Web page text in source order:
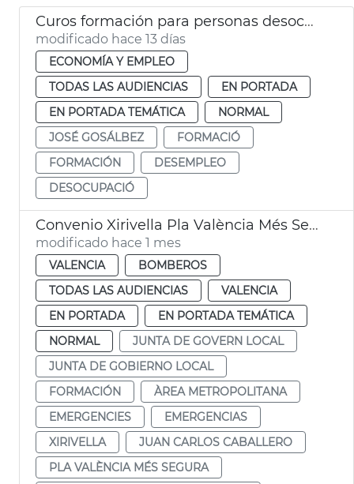
Curos formación para personas desocupadas València
modificado hace 13 días
ECONOMÍA Y EMPLEO
TODAS LAS AUDIENCIAS
EN PORTADA
EN PORTADA TEMÁTICA
NORMAL
JOSÉ GOSÁLBEZ
FORMACIÓ
FORMACIÓN
DESEMPLEO
DESOCUPACIÓ
Convenio Xirivella Pla València Més Segura
modificado hace 1 mes
VALENCIA
BOMBEROS
TODAS LAS AUDIENCIAS
VALENCIA
EN PORTADA
EN PORTADA TEMÁTICA
NORMAL
JUNTA DE GOVERN LOCAL
JUNTA DE GOBIERNO LOCAL
FORMACIÓN
ÀREA METROPOLITANA
EMERGENCIES
EMERGENCIAS
XIRIVELLA
JUAN CARLOS CABALLERO
PLA VALÈNCIA MÉS SEGURA